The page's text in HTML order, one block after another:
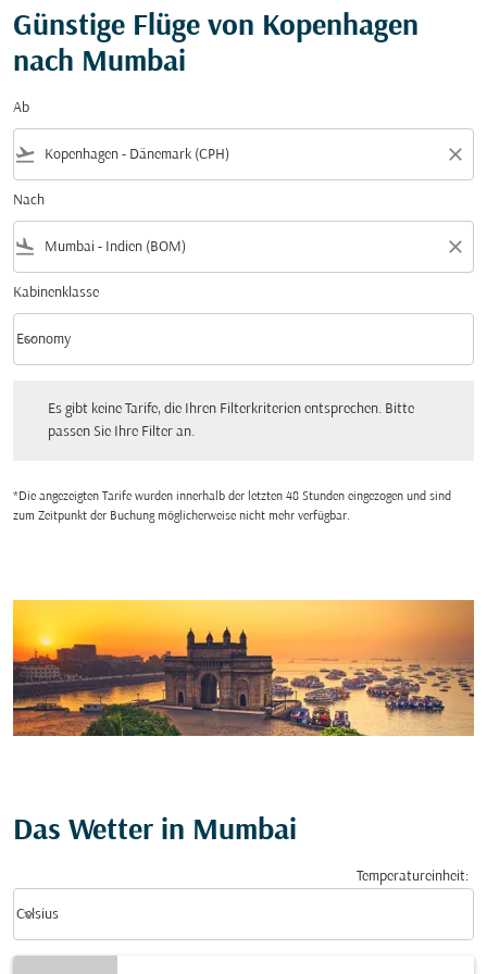
Günstige Flüge von Kopenhagen
nach Mumbai
Ab
flight_takeoff close
Nach
flight_land close
Kabinenklasse
Kabinenklasse option Economy Selected
Economy
keyboard_arrow_down
Es gibt keine Tarife, die Ihren Filterkriterien entsprechen. Bitte
passen Sie Ihre Filter an.
*Die angezeigten Tarife wurden innerhalb der letzten 48 Stunden eingezogen und sind
zum Zeitpunkt der Buchung möglicherweise nicht mehr verfügbar.
Das Wetter in Mumbai
Temperatureinheit:
Celsius
keyboard_arrow_down